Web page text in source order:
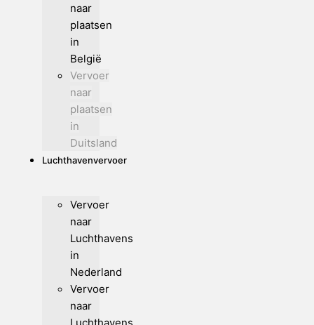
naar
plaatsen
in
België
Vervoer
naar
plaatsen
in
Duitsland
Luchthavenvervoer
Vervoer
naar
Luchthavens
in
Nederland
Vervoer
naar